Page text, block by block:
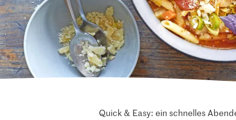
Quick & Easy: ein schnelles